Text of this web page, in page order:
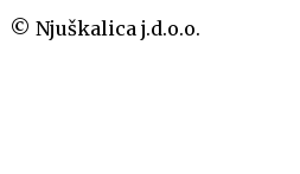
© Njuškalica j.d.o.o.